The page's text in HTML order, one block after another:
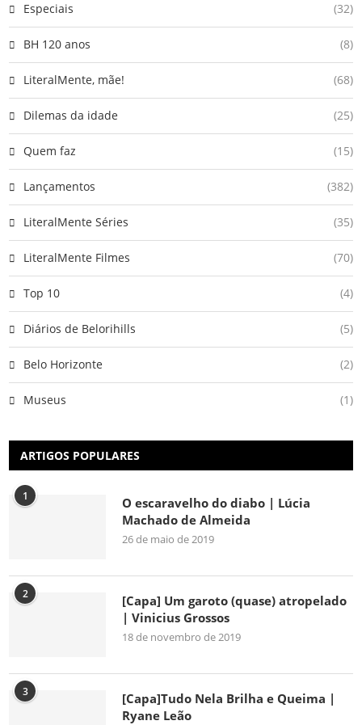
Especiais (32)
BH 120 anos (8)
LiteralMente, mãe! (68)
Dilemas da idade (25)
Quem faz (15)
Lançamentos (382)
LiteralMente Séries (35)
LiteralMente Filmes (70)
Top 10 (4)
Diários de Belorihills (5)
Belo Horizonte (2)
Museus (1)
ARTIGOS POPULARES
1
O escaravelho do diabo | Lúcia
Machado de Almeida
26 de maio de 2019
2
[Capa] Um garoto (quase) atropelado
| Vinicius Grossos
18 de novembro de 2019
3
[Capa]Tudo Nela Brilha e Queima |
Ryane Leão